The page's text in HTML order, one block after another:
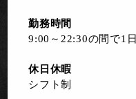
勤務時間
9:00～22:30の間で1
休日休暇
シフト制